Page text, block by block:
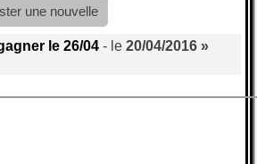
une nouvelle
le 26/04 - le 20/04/2016 »